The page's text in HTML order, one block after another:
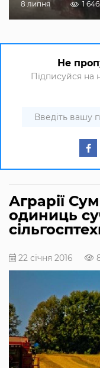
8 липня 1 646
Не
Підписуйся на
Аграрії
одиниць
22 січня 2016